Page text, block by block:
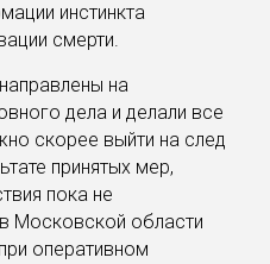
инстинкта
смерти.
на
дела и делали все
скорее выйти на след
принятых мер,
пока не
Московской области
оперативном